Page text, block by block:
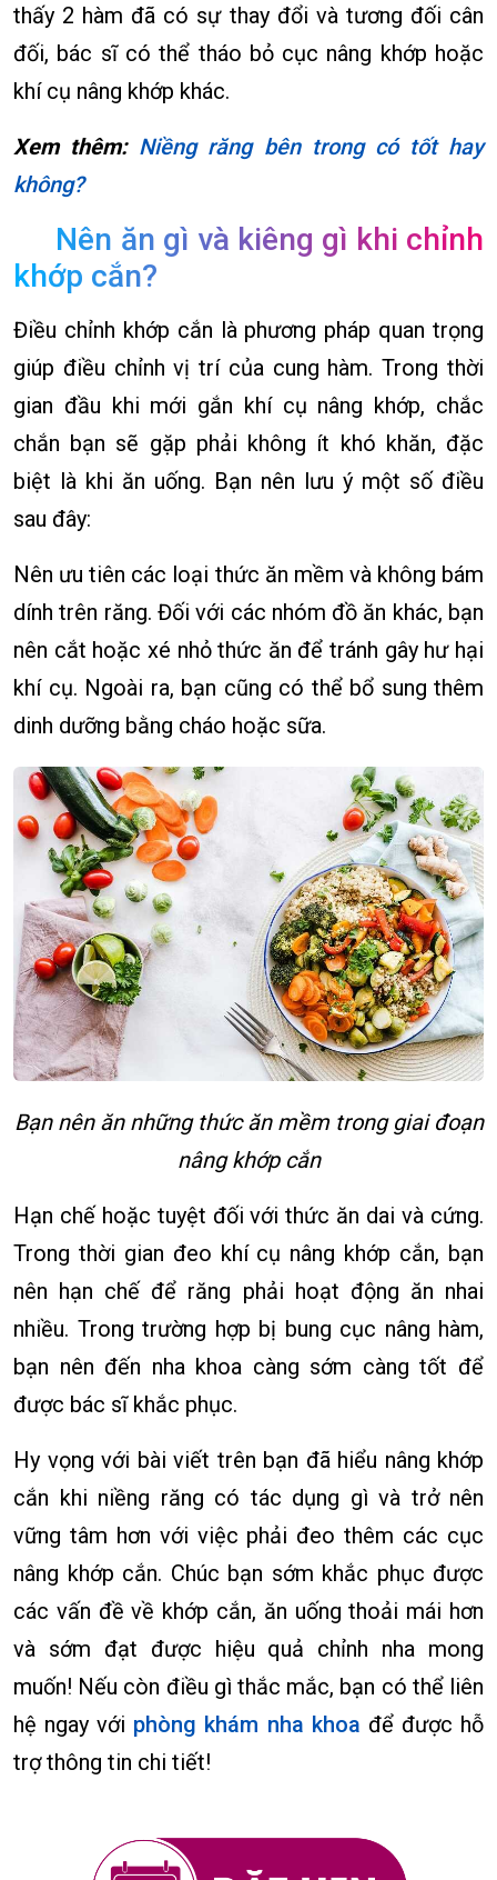
thấy 2 hàm đã có sự thay đổi và tương đối cân
đối, bác sĩ có thể tháo bỏ cục nâng khớp hoặc
khí cụ nâng khớp khác.
Xem thêm: Niềng răng bên trong có tốt hay
không?
Nên ăn gì và kiêng gì khi chỉnh
khớp cắn?
Điều chỉnh khớp cắn là phương pháp quan trọng
giúp điều chỉnh vị trí của cung hàm. Trong thời
gian đầu khi mới gắn khí cụ nâng khớp, chắc
chắn bạn sẽ gặp phải không ít khó khăn, đặc
biệt là khi ăn uống. Bạn nên lưu ý một số điều
sau đây:
Nên ưu tiên các loại thức ăn mềm và không bám
dính trên răng. Đối với các nhóm đồ ăn khác, bạn
nên cắt hoặc xé nhỏ thức ăn để tránh gây hư hại
khí cụ. Ngoài ra, bạn cũng có thể bổ sung thêm
dinh dưỡng bằng cháo hoặc sữa.
Bạn nên ăn những thức ăn mềm trong giai đoạn
nâng khớp cắn
Hạn chế hoặc tuyệt đối với thức ăn dai và cứng.
Trong thời gian đeo khí cụ nâng khớp cắn, bạn
nên hạn chế để răng phải hoạt động ăn nhai
nhiều. Trong trường hợp bị bung cục nâng hàm,
bạn nên đến nha khoa càng sớm càng tốt để
được bác sĩ khắc phục.
Hy vọng với bài viết trên bạn đã hiểu nâng khớp
cắn khi niềng răng có tác dụng gì và trở nên
vững tâm hơn với việc phải đeo thêm các cục
nâng khớp cắn. Chúc bạn sớm khắc phục được
các vấn đề về khớp cắn, ăn uống thoải mái hơn
và sớm đạt được hiệu quả chỉnh nha mong
muốn! Nếu còn điều gì thắc mắc, bạn có thể liên
hệ ngay với phòng khám nha khoa để được hỗ
trợ thông tin chi tiết!